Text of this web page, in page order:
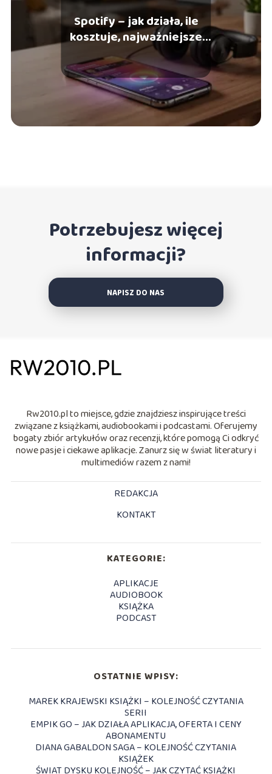
Spotify – jak działa, ile
kosztuje, najważniejsze
funkcje
Potrzebujesz więcej
informacji?
NAPISZ DO NAS
Rw2010.pl to miejsce, gdzie znajdziesz inspirujące treści
związane z książkami, audiobookami i podcastami. Oferujemy
bogaty zbiór artykułów oraz recenzji, które pomogą Ci odkryć
nowe pasje i ciekawe aplikacje. Zanurz się w świat literatury i
multimediów razem z nami!
REDAKCJA
KONTAKT
KATEGORIE:
APLIKACJE
AUDIOBOOK
KSIĄŻKA
PODCAST
OSTATNIE WPISY:
MAREK KRAJEWSKI KSIĄŻKI – KOLEJNOŚĆ CZYTANIA
SERII
EMPIK GO – JAK DZIAŁA APLIKACJA, OFERTA I CENY
ABONAMENTU
DIANA GABALDON SAGA – KOLEJNOŚĆ CZYTANIA
KSIĄŻEK
ŚWIAT DYSKU KOLEJNOŚĆ – JAK CZYTAĆ KSIĄŻKI